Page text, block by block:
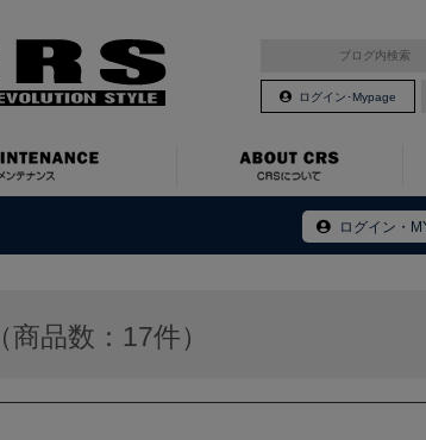
ログイン･Mypage
ログイン・
（商品数：17件）